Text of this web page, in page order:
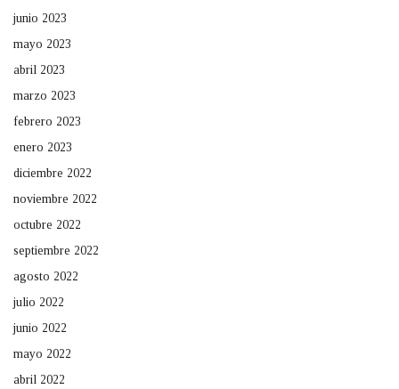
junio 2023
mayo 2023
abril 2023
marzo 2023
febrero 2023
enero 2023
diciembre 2022
noviembre 2022
octubre 2022
septiembre 2022
agosto 2022
julio 2022
junio 2022
mayo 2022
abril 2022